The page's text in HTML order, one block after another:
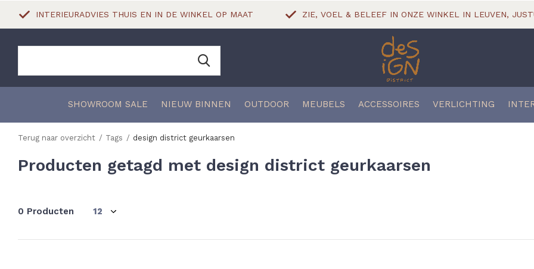
SHOWROOM SALE NIEUW BINNEN OUTDOOR MEUBELS ACCESSOIRES VERLICHTING
INTERIEURADVIES THUIS EN IN DE WINKEL OP MAAT ZIE, VOEL & BELEEF IN ONZE WINKEL IN LEUVEN,
Terug naar overzicht Tags design district geurkaarsen
Producten getagd met design district geurkaarsen
0 Producten